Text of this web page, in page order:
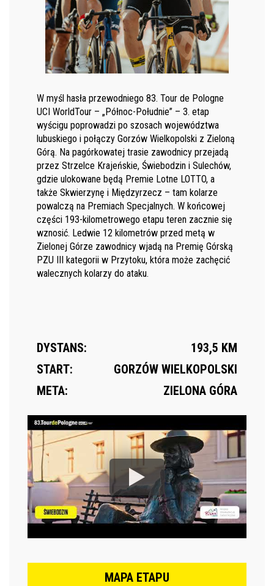
W myśl hasła przewodniego 83. Tour de Pologne
UCI WorldTour – „Północ-Południe” – 3. etap
wyścigu poprowadzi po szosach województwa
lubuskiego i połączy Gorzów Wielkopolski z Zieloną
Górą. Na pagórkowatej trasie zawodnicy przejadą
przez Strzelce Krajeńskie, Świebodzin i Sulechów,
gdzie ulokowane będą Premie Lotne LOTTO, a
także Skwierzynę i Międzyrzecz – tam kolarze
powalczą na Premiach Specjalnych. W końcowej
części 193-kilometrowego etapu teren zacznie się
wznosić. Ledwie 12 kilometrów przed metą w
Zielonej Górze zawodnicy wjadą na Premię Górską
PZU III kategorii w Przytoku, która może zachęcić
walecznych kolarzy do ataku.
DYSTANS:
193,5 KM
START:
GORZÓW WIELKOPOLSKI
META:
ZIELONA GÓRA
MAPA ETAPU